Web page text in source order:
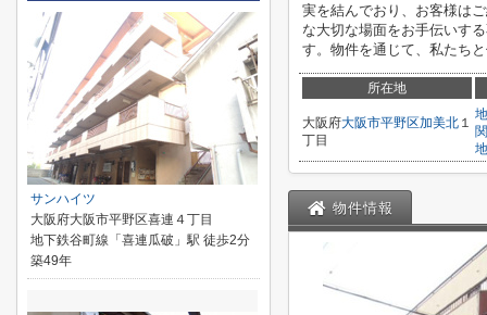
実を結んでおり、お客様は
な大切な場面をお手伝いす
す。物件を通じて、私たち
所在地
大阪府大阪市平野区加美北 １
丁目
物件情報
サンハイツ
大阪府大阪市平野区喜連４丁目
地下鉄谷町線「喜連瓜破」駅 徒歩2分
築49年